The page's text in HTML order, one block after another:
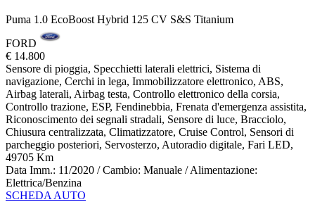
Puma 1.0 EcoBoost Hybrid 125 CV S&S Titanium
FORD
€ 14.800
Sensore di pioggia, Specchietti laterali elettrici, Sistema di
navigazione, Cerchi in lega, Immobilizzatore elettronico, ABS,
Airbag laterali, Airbag testa, Controllo elettronico della corsia,
Controllo trazione, ESP, Fendinebbia, Frenata d'emergenza assistita,
Riconoscimento dei segnali stradali, Sensore di luce, Bracciolo,
Chiusura centralizzata, Climatizzatore, Cruise Control, Sensori di
parcheggio posteriori, Servosterzo, Autoradio digitale, Fari LED,
49705 Km
Data Imm.: 11/2020 / Cambio: Manuale / Alimentazione:
Elettrica/Benzina
SCHEDA AUTO